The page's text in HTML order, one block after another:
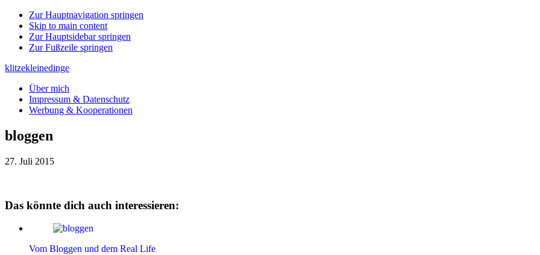
Zur Hauptnavigation springen
Skip to main content
Zur Hauptsidebar springen
Zur Fußzeile springen
klitzekleinedinge
Über mich
Impressum & Datenschutz
Werbung & Kooperationen
bloggen
27. Juli 2015
Das könnte dich auch interessieren:
Vom Bloggen und dem Real Life